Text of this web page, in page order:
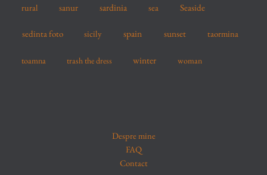
rural sanur sardinia sea Seaside
sedinta foto sicily spain sunset taormina
toamna trash the dress winter woman
Despre mine
FAQ
Contact